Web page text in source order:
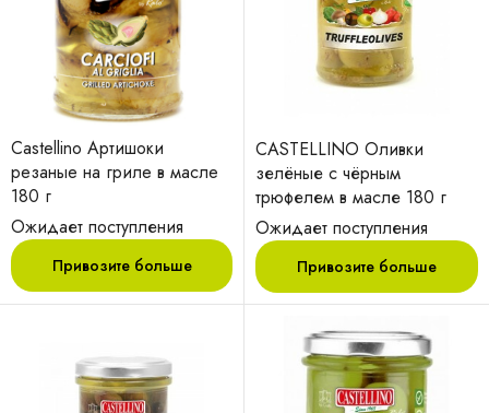
Castellino Артишоки
рeзаныe на грилe в маслe
180 г
Ожидает поступления
Привозите больше
CASTELLINO Оливки
зелёные с чёрным
трюфелем в масле 180 г
Ожидает поступления
Привозите больше